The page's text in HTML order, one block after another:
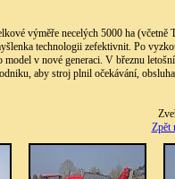
výměře necelých 5000 ha
technologii zefektivnit. Po
model v nové generaci. V březnu
aby stroj plnil očekávání,
Zpět